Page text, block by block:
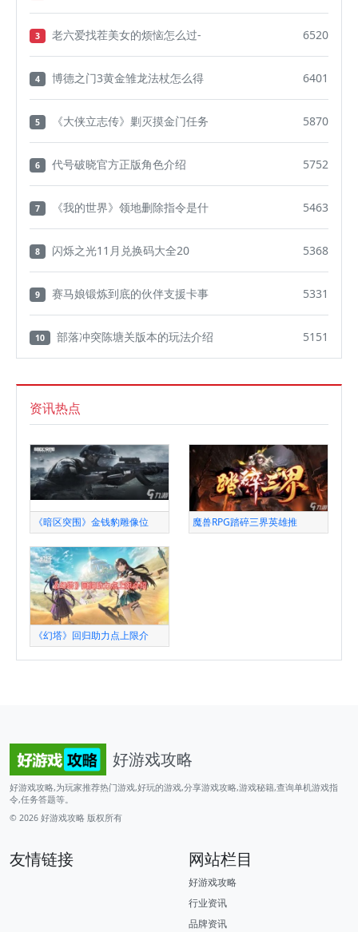
3 老六爱找茬美女的烦恼怎么过- 6520
4 博德之门3黄金雏龙法杖怎么得 6401
5 《大侠立志传》剿灭摸金门任务 5870
6 代号破晓官方正版角色介绍 5752
7 《我的世界》领地删除指令是什 5463
8 闪烁之光11月兑换码大全20 5368
9 赛马娘锻炼到底的伙伴支援卡事 5331
10 部落冲突陈塘关版本的玩法介绍 5151
资讯热点
《暗区突围》金钱豹雕像位 魔兽RPG踏碎三界英雄推
《幻塔》回归助力点上限介
好游戏攻略
好游戏攻略,为玩家推荐热门游戏,好玩的游戏,分享游戏攻略,游戏秘籍,查询单机游戏指
令,任务答题等。
© 2026 好游戏攻略 版权所有
友情链接 网站栏目
好游戏攻略
行业资讯
品牌资讯